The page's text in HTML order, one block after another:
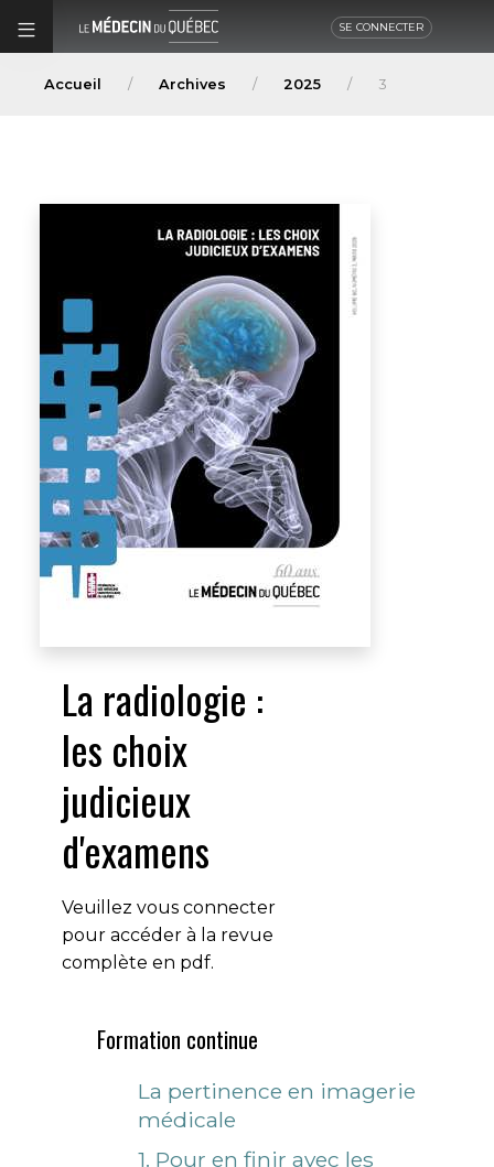
SE CONNECTER
Accueil Archives 2025 3
La radiologie :
les choix
judicieux
d'examens
Veuillez vous connecter
pour accéder à la revue
complète en pdf.
Formation continue
La pertinence en imagerie
médicale
1. Pour en finir avec les